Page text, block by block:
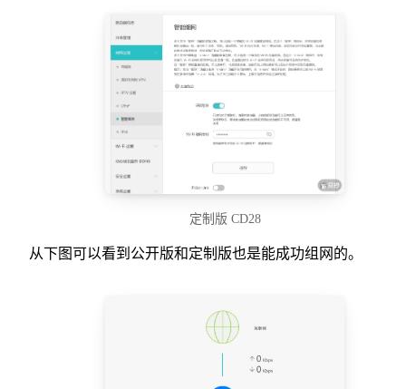
定制版 CD28
从下图可以看到公开版和定制版也是能成功组网的。